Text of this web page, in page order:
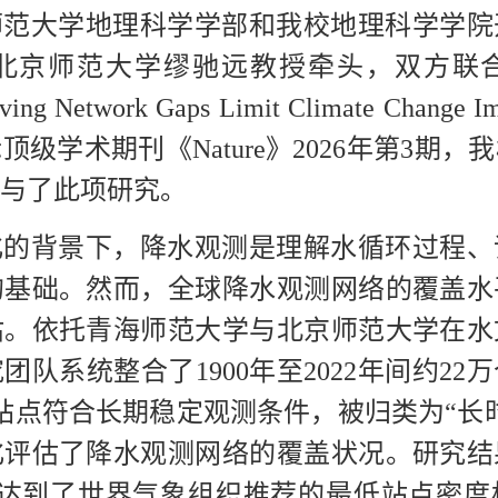
大学地理科学学部和我校地理科学学
京师范大学缪驰远教授牵头，双方联
Network Gaps Limit Climate Change
级学术期刊《Nature》2026年第3期，
了此项研究。
背景下，降水观测是理解水循环过程
础。然而，全球降水观测网络的覆盖
依托青海师范大学与北京师范大学在
队系统整合了1900年至2022年间约22
点符合长期稳定观测条件，被归类为“长
估了降水观测网络的覆盖状况。研究